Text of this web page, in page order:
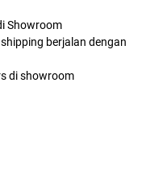
Showroom
berjalan dengan
di showroom